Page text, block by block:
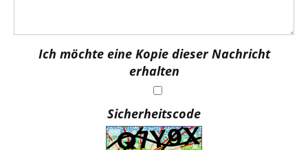
Ich möchte eine Kopie dieser Nachricht
erhalten
Sicherheitscode